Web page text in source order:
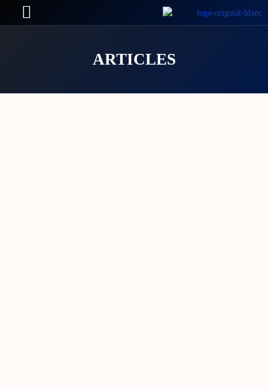
ARTICLES